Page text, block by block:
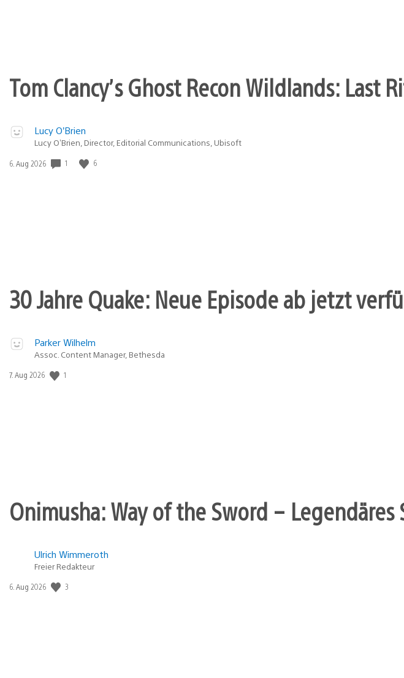
Tom Clancy’s Ghost Recon Wildlands: Last
Lucy O’Brien
Lucy O’Brien, Director, Editorial Communications, Ubisoft
Veröffentlichungsdatum:
6. Aug 2026 1 6
30 Jahre Quake: Neue Episode ab jetzt
Parker Wilhelm
Assoc. Content Manager, Bethesda
Veröffentlichungsdatum:
7. Aug 2026 1
Onimusha: Way of the Sword –
Ulrich Wimmeroth
Freier Redakteur
Veröffentlichungsdatum:
6. Aug 2026 3